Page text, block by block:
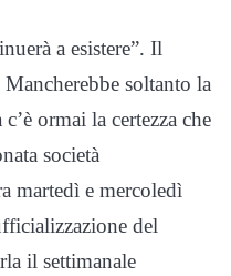
a esistere”. Il
soltanto la
ormai la certezza che
società
martedì e mercoledì
del
il settimanale